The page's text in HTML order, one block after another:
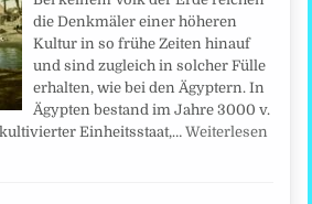
die Denkmäler einer höheren
Kultur in so frühe Zeiten hinauf
und sind zugleich in solcher Fülle
erhalten, wie bei den Ägyptern. In
Ägypten bestand im Jahre 3000 v.
Einheitsstaat,…Weiterlesen